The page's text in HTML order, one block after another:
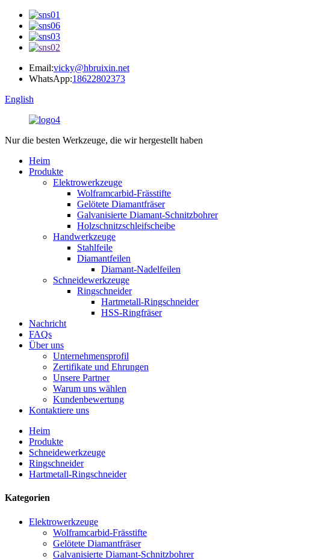
Email:vicky@hbruixin.net
WhatsApp:18622802373
English
Nur die besten Werkzeuge, die wir hergestellt haben
Heim
Produkte
Elektrowerkzeuge
Wolframcarbid-Frässtifte
Gelötete Diamantfräser
Galvanisierte Diamant-Schnitzbohrer
Holzschnitzschleifscheibe
Handwerkzeuge
Stahlfeile
Diamantfeilen
Diamant-Nadelfeilen
Schneidewerkzeuge
Ringschneider
Hartmetall-Ringschneider
HSS-Ringfräser
Nachricht
FAQs
Über uns
Unternehmensprofil
Zertifikate und Ehrungen
Unsere Partner
Warum uns wählen
Kundenbewertung
Kontaktiere uns
Heim
Produkte
Schneidewerkzeuge
Ringschneider
Hartmetall-Ringschneider
Kategorien
Elektrowerkzeuge
Wolframcarbid-Frässtifte
Gelötete Diamantfräser
Galvanisierte Diamant-Schnitzbohrer